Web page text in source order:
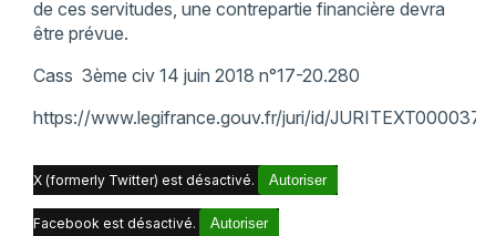
de ces servitudes, une contrepartie financière devra
être prévue.
Cass 3ème civ 14 juin 2018 n°17-20.280
https://www.legifrance.gouv.fr/juri/id/
X (formerly Twitter) est désactivé. Autoriser
Facebook est désactivé. Autoriser